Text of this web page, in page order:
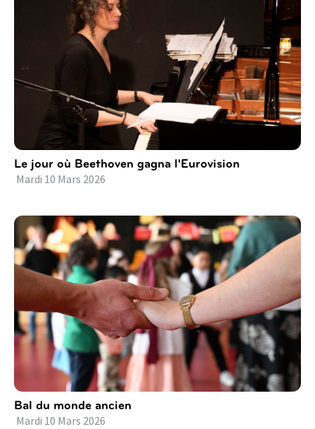
Le jour où Beethoven gagna l'Eurovision
Mardi 10 Mars 2026
Bal du monde ancien
Mardi 10 Mars 2026